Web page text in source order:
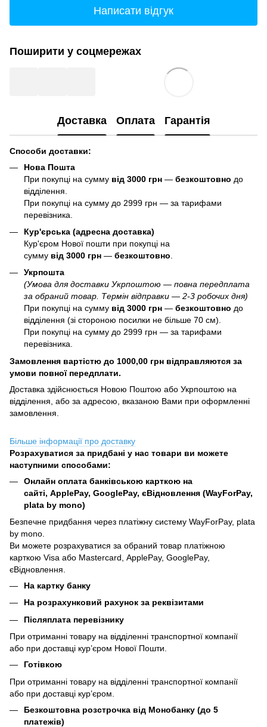
Написати відгук
Поширити у соцмережах
Доставка Оплата Гарантія
Способи доставки:
Нова Пошта
При покупці на сумму від 3000 грн — безкоштовно до
відділення.
При покупці на сумму до 2999 грн — за тарифами
перевізника.
Кур'єрська (адресна доставка)
Кур'єром Нової пошти при покупці на
сумму від 3000 грн — безкоштовно
Укрпошта
(Умова для доставки Укрпоштою — повна передплата
за обраний товар. Термін відправки — 2-3 робочих дня)
При покупці на сумму від 3000 грн — безкоштовно до
відділення (зі стороною посилки не більше 70 см).
При покупці на сумму до 2999 грн — за тарифами
перевізника.
Замовлення вартістю до 1000,00 грн відправляются за
умови повної передплати.
Доставка здійснюється Новою Поштою або Укрпоштою на
відділення, або за адресою, вказаною Вами при оформленні
замовлення.
Більше інформації про доставку
Розрахуватися за придбані у нас товари ви можете
наступними способами:
Онлайн оплата банківською карткою на
сайті, ApplePay, GooglePay, єВідновлення (WayForPay,
plata by mono)
Безпечне придбання через платіжну систему WayForPay, plata
by mono.
Ви можете розрахуватися за обраний товар платіжною
карткою Visa або Mastercard, ApplePay, GooglePay,
єВідновлення.
На картку банку
На розрахунковий рахунок за реквізитами
Післяплата перевізнику
При отриманні товару на відділенні транспортної компанії
або при доставці кур’єром Нової Пошти.
Готівкою
При отриманні товару на відділенні транспортної компанії
або при доставці кур’єром.
Безкоштовна розстрочка від Монобанку (до 5
платежів)